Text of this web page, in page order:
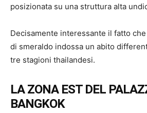
posizionata su una struttura alta
Decisamente interessante il fatto
di smeraldo indossa un abito
tre stagioni thailandesi.
LA ZONA EST DEL
BANGKOK